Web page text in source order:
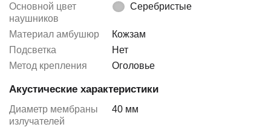
Основной цвет
наушников
Серебристые
Материал амбушюр
Кожзам
Подсветка
Нет
Метод крепления
Оголовье
Акустические характеристики
Диаметр мембраны
излучателей
40 мм